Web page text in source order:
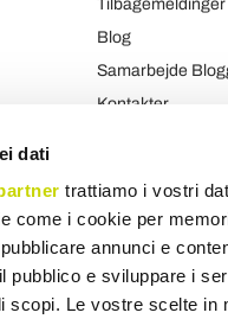
dati
trattiamo i vostri
come i cookie per
annunci e
pubblico e sviluppare i
scopi. Le vostre scelte
Tilbagemeldinger
Blog
Samarbejde
Kontakter